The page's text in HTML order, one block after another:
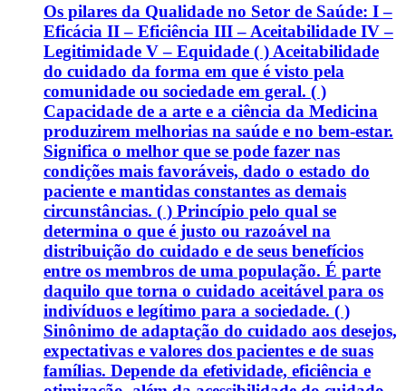
Os pilares da Qualidade no Setor de Saúde: I –
Eficácia II – Eficiência III – Aceitabilidade IV –
Legitimidade V – Equidade ( ) Aceitabilidade
do cuidado da forma em que é visto pela
comunidade ou sociedade em geral. ( )
Capacidade de a arte e a ciência da Medicina
produzirem melhorias na saúde e no bem-estar.
Significa o melhor que se pode fazer nas
condições mais favoráveis, dado o estado do
paciente e mantidas constantes as demais
circunstâncias. ( ) Princípio pelo qual se
determina o que é justo ou razoável na
distribuição do cuidado e de seus benefícios
entre os membros de uma população. É parte
daquilo que torna o cuidado aceitável para os
indivíduos e legítimo para a sociedade. ( )
Sinônimo de adaptação do cuidado aos desejos,
expectativas e valores dos pacientes e de suas
famílias. Depende da efetividade, eficiência e